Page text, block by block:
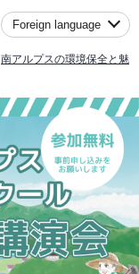
Foreign language
南アルプスの環境保全と魅